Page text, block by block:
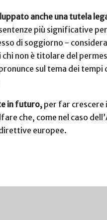
anche una tutela
più significative
di soggiorno -
non è titolare del
sul tema dei tempi
in futuro, per far
che, come nel caso
europee.